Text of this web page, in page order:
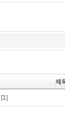
제
[1]